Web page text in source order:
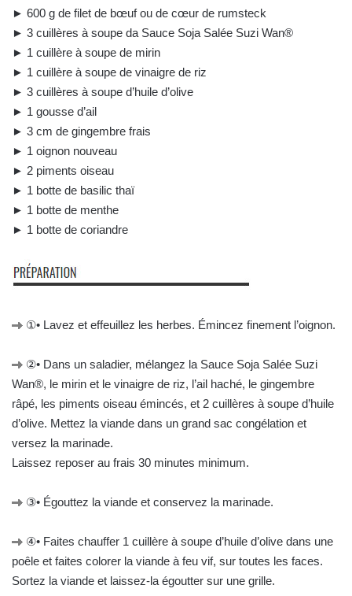
► 600 g de filet de bœuf ou de cœur de rumsteck
► 3 cuillères à soupe da Sauce Soja Salée Suzi Wan®
► 1 cuillère à soupe de mirin
► 1 cuillère à soupe de vinaigre de riz
► 3 cuillères à soupe d’huile d’olive
► 1 gousse d’ail
► 3 cm de gingembre frais
► 1 oignon nouveau
► 2 piments oiseau
► 1 botte de basilic thaï
► 1 botte de menthe
► 1 botte de coriandre
①• Lavez et effeuillez les herbes. Émincez finement l’oignon.
②• Dans un saladier, mélangez la Sauce Soja Salée Suzi
Wan®, le mirin et le vinaigre de riz, l’ail haché, le gingembre
râpé, les piments oiseau émincés, et 2 cuillères à soupe d’huile
d’olive. Mettez la viande dans un grand sac congélation et
versez la marinade.
Laissez reposer au frais 30 minutes minimum.
③• Égouttez la viande et conservez la marinade.
④• Faites chauffer 1 cuillère à soupe d’huile d’olive dans une
poêle et faites colorer la viande à feu vif, sur toutes les faces.
Sortez la viande et laissez-la égoutter sur une grille.